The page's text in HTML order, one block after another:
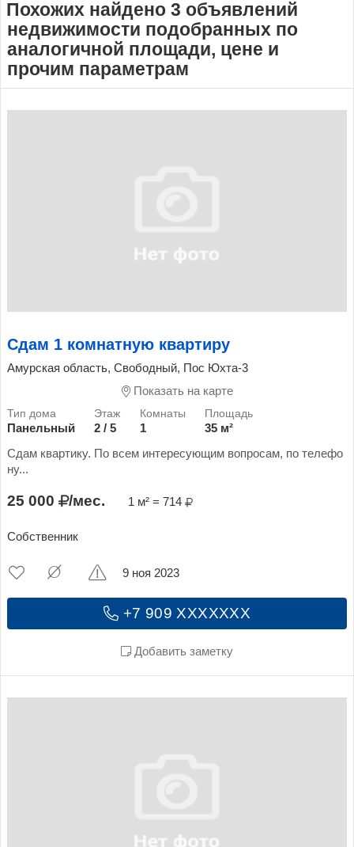
Похожих найдено 3 объявлений
недвижимости подобранных по
аналогичной площади, цене и
прочим параметрам
Сдам 1 комнатную квартиру
Амурская область, Свободный, Пос Юхта-3
Показать на карте
Панельный 2 / 5 1
35 м²
Сдам квартику. По всем интересующим вопросам, по телефо
ну...
25 000 /мес. 1 м² = 714
Собственник
+7 909 XXXXXXX
Добавить заметку
9 ноя 2023